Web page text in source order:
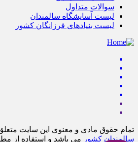
سوالات متداول
لیست آسایشگاه سالمندان
لیست بنیادهای فرزانگان کشور
تمام حقوق مادی و معنوی این سایت
سالمندان کشور می باشد و استفاده از